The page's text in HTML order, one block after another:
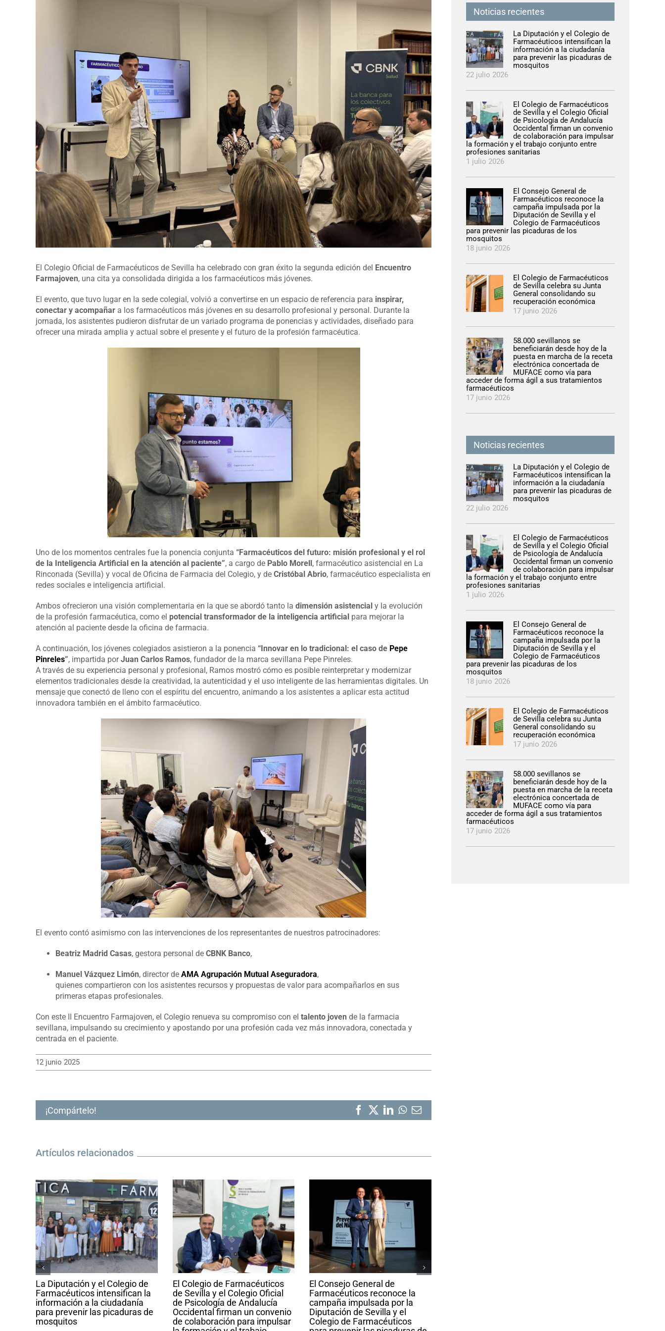
El Colegio Oficial de Farmacéuticos de Sevilla ha celebrado con gran éxito la segunda edición del Encuentro
Farmajoven, una cita ya consolidada dirigida a los farmacéuticos más jóvenes.
El evento, que tuvo lugar en la sede colegial, volvió a convertirse en un espacio de referencia para inspirar,
conectar y acompañar a los farmacéuticos más jóvenes en su desarrollo profesional y personal. Durante la
jornada, los asistentes pudieron disfrutar de un variado programa de ponencias y actividades, diseñado para
ofrecer una mirada amplia y actual sobre el presente y el futuro de la profesión farmacéutica.
Uno de los momentos centrales fue la ponencia conjunta “Farmacéuticos del futuro: misión profesional y el rol
de la Inteligencia Artificial en la atención al paciente”, a cargo de Pablo Morell , farmacéutico asistencial en La
Rinconada (Sevilla) y vocal de Oficina de Farmacia del Colegio, y de Cristóbal Abrio, farmacéutico especialista en
redes sociales e inteligencia artificial.
Ambos ofrecieron una visión complementaria en la que se abordó tanto la dimensión asistencial y la evolución
de la profesión farmacéutica, como el potencial transformador de la inteligencia artificial para mejorar la
atención al paciente desde la oficina de farmacia.
A continuación, los jóvenes colegiados asistieron a la ponencia “Innovar en lo tradicional: el caso de Pepe
Pinreles”, impartida porJuan Carlos Ramos, fundador de la marca sevillana Pepe Pinreles.
A través de su experiencia personal y profesional, Ramos mostró cómo es posible reinterpretar y modernizar
elementos tradicionales desde la creatividad, la autenticidad y el uso inteligente de las herramientas digitales. Un
mensaje que conectó de lleno con el espíritu del encuentro, animando a los asistentes a aplicar esta actitud
innovadora también en el ámbito farmacéutico.
El evento contó asimismo con las intervenciones de los representantes de nuestros patrocinadores:
Beatriz Madrid Casas, gestora personal de CBNK Banco,
Manuel Vázquez Limón, director de AMA Agrupación Mutual Aseguradora,
quienes compartieron con los asistentes recursos y propuestas de valor para acompañarlos en sus
primeras etapas profesionales.
Con este II Encuentro Farmajoven, el Colegio renueva su compromiso con el talento joven de la farmacia
sevillana, impulsando su crecimiento y apostando por una profesión cada vez más innovadora, conectada y
centrada en el paciente.
12 junio 2025
¡Compártelo! Facebook
X LinkedIn
WhatsApp
Correo
electrónico
Artículos relacionados
La Diputación y el Colegio de
Farmacéuticos intensifican la
información a la ciudadanía
para prevenir las picaduras de
mosquitos
El Colegio de Farmacéuticos
de Sevilla y el Colegio Oficial
de Psicología de Andalucía
Occidental firman un convenio
de colaboración para impulsar
El Consejo General de
Farmacéuticos reconoce la
campaña impulsada por la
Diputación de Sevilla y el
Colegio de Farmacéuticos
Noticias recientes
La Diputación y el Colegio de
Farmacéuticos intensifican la
información a la ciudadanía
para prevenir las picaduras de
mosquitos
22 julio 2026
El Colegio de Farmacéuticos
de Sevilla y el Colegio Oficial
de Psicología de Andalucía
Occidental firman un convenio
de colaboración para impulsar
la formación y el trabajo conjunto entre
profesiones sanitarias
1 julio 2026
El Consejo General de
Farmacéuticos reconoce la
campaña impulsada por la
Diputación de Sevilla y el
Colegio de Farmacéuticos
para prevenir las picaduras de los
mosquitos
18 junio 2026
El Colegio de Farmacéuticos
de Sevilla celebra su Junta
General consolidando su
recuperación económica
17 junio 2026
58.000 sevillanos se
beneficiarán desde hoy de la
puesta en marcha de la receta
electrónica concertada de
MUFACE como vía para
acceder de forma ágil a sus tratamientos
farmacéuticos
17 junio 2026
Noticias recientes
La Diputación y el Colegio de
Farmacéuticos intensifican la
información a la ciudadanía
para prevenir las picaduras de
mosquitos
22 julio 2026
El Colegio de Farmacéuticos
de Sevilla y el Colegio Oficial
de Psicología de Andalucía
Occidental firman un convenio
de colaboración para impulsar
la formación y el trabajo conjunto entre
profesiones sanitarias
1 julio 2026
El Consejo General de
Farmacéuticos reconoce la
campaña impulsada por la
Diputación de Sevilla y el
Colegio de Farmacéuticos
para prevenir las picaduras de los
mosquitos
18 junio 2026
El Colegio de Farmacéuticos
de Sevilla celebra su Junta
General consolidando su
recuperación económica
17 junio 2026
58.000 sevillanos se
beneficiarán desde hoy de la
puesta en marcha de la receta
electrónica concertada de
MUFACE como vía para
acceder de forma ágil a sus tratamientos
farmacéuticos
17 junio 2026